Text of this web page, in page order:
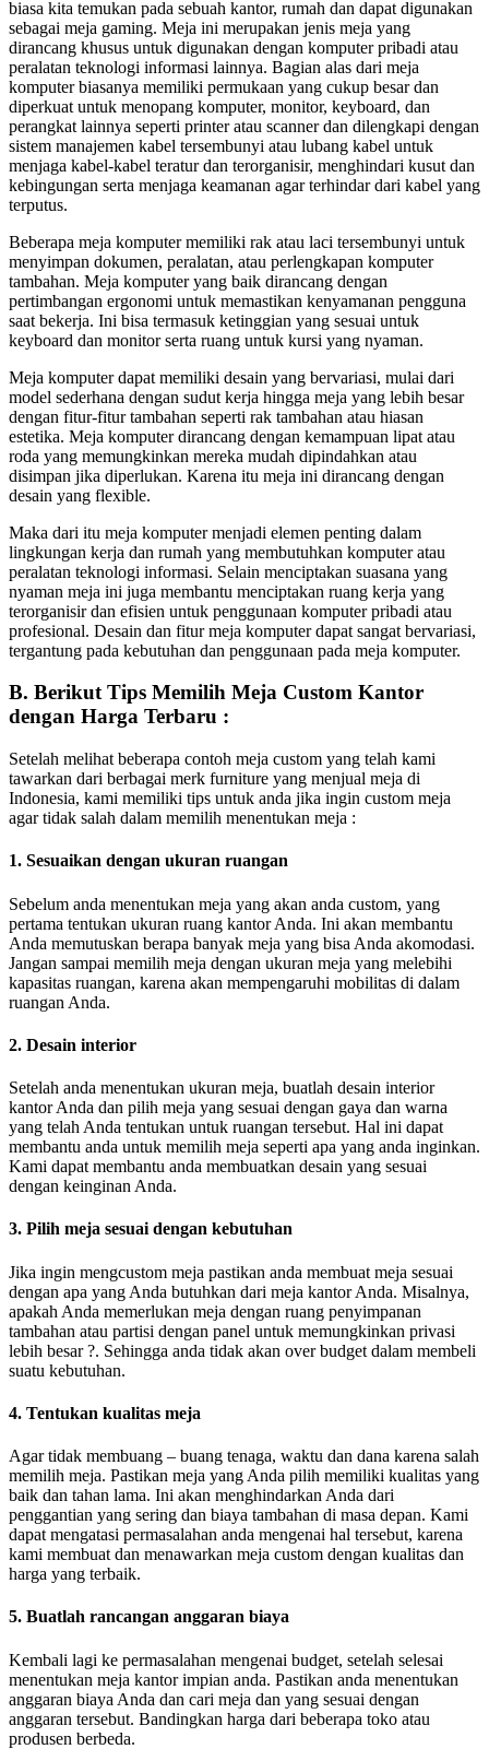
biasa kita temukan pada sebuah kantor, rumah dan dapat digunakan
sebagai meja gaming. Meja ini merupakan jenis meja yang
dirancang khusus untuk digunakan dengan komputer pribadi atau
peralatan teknologi informasi lainnya. Bagian alas dari meja
komputer biasanya memiliki permukaan yang cukup besar dan
diperkuat untuk menopang komputer, monitor, keyboard, dan
perangkat lainnya seperti printer atau scanner dan dilengkapi dengan
sistem manajemen kabel tersembunyi atau lubang kabel untuk
menjaga kabel-kabel teratur dan terorganisir, menghindari kusut dan
kebingungan serta menjaga keamanan agar terhindar dari kabel yang
terputus.
Beberapa meja komputer memiliki rak atau laci tersembunyi untuk
menyimpan dokumen, peralatan, atau perlengkapan komputer
tambahan. Meja komputer yang baik dirancang dengan
pertimbangan ergonomi untuk memastikan kenyamanan pengguna
saat bekerja. Ini bisa termasuk ketinggian yang sesuai untuk
keyboard dan monitor serta ruang untuk kursi yang nyaman.
Meja komputer dapat memiliki desain yang bervariasi, mulai dari
model sederhana dengan sudut kerja hingga meja yang lebih besar
dengan fitur-fitur tambahan seperti rak tambahan atau hiasan
estetika. Meja komputer dirancang dengan kemampuan lipat atau
roda yang memungkinkan mereka mudah dipindahkan atau
disimpan jika diperlukan. Karena itu meja ini dirancang dengan
desain yang flexible.
Maka dari itu meja komputer menjadi elemen penting dalam
lingkungan kerja dan rumah yang membutuhkan komputer atau
peralatan teknologi informasi. Selain menciptakan suasana yang
nyaman meja ini juga membantu menciptakan ruang kerja yang
terorganisir dan efisien untuk penggunaan komputer pribadi atau
profesional. Desain dan fitur meja komputer dapat sangat bervariasi,
tergantung pada kebutuhan dan penggunaan pada meja komputer.
B. Berikut Tips Memilih Meja Custom Kantor
dengan Harga Terbaru :
Setelah melihat beberapa contoh meja custom yang telah kami
tawarkan dari berbagai merk furniture yang menjual meja di
Indonesia, kami memiliki tips untuk anda jika ingin custom meja
agar tidak salah dalam memilih menentukan meja :
1. Sesuaikan dengan ukuran ruangan
Sebelum anda menentukan meja yang akan anda custom, yang
pertama tentukan ukuran ruang kantor Anda. Ini akan membantu
Anda memutuskan berapa banyak meja yang bisa Anda akomodasi.
Jangan sampai memilih meja dengan ukuran meja yang melebihi
kapasitas ruangan, karena akan mempengaruhi mobilitas di dalam
ruangan Anda.
2. Desain interior
Setelah anda menentukan ukuran meja, buatlah desain interior
kantor Anda dan pilih meja yang sesuai dengan gaya dan warna
yang telah Anda tentukan untuk ruangan tersebut. Hal ini dapat
membantu anda untuk memilih meja seperti apa yang anda inginkan.
Kami dapat membantu anda membuatkan desain yang sesuai
dengan keinginan Anda.
3. Pilih meja sesuai dengan kebutuhan
Jika ingin mengcustom meja pastikan anda membuat meja sesuai
dengan apa yang Anda butuhkan dari meja kantor Anda. Misalnya,
apakah Anda memerlukan meja dengan ruang penyimpanan
tambahan atau partisi dengan panel untuk memungkinkan privasi
lebih besar ?. Sehingga anda tidak akan over budget dalam membeli
suatu kebutuhan.
4. Tentukan kualitas meja
Agar tidak membuang – buang tenaga, waktu dan dana karena salah
memilih meja. Pastikan meja yang Anda pilih memiliki kualitas yang
baik dan tahan lama. Ini akan menghindarkan Anda dari
penggantian yang sering dan biaya tambahan di masa depan. Kami
dapat mengatasi permasalahan anda mengenai hal tersebut, karena
kami membuat dan menawarkan meja custom dengan kualitas dan
harga yang terbaik.
5. Buatlah rancangan anggaran biaya
Kembali lagi ke permasalahan mengenai budget, setelah selesai
menentukan meja kantor impian anda. Pastikan anda menentukan
anggaran biaya Anda dan cari meja dan yang sesuai dengan
anggaran tersebut. Bandingkan harga dari beberapa toko atau
produsen berbeda.